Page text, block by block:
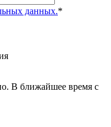
данных.*
В ближайшее время с